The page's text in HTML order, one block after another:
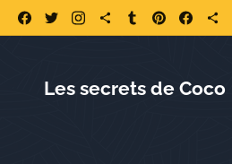
https://www.lessecretsdecoco.fr/ https://
Les secrets de Coco